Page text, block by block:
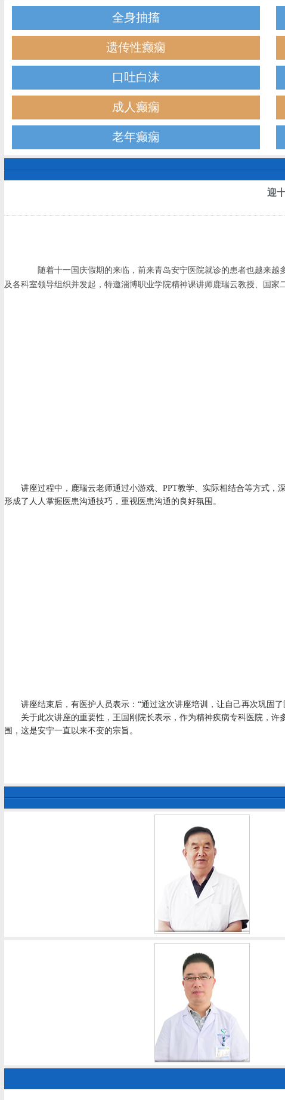
全身抽搐
遗传性癫痫
口吐白沫
成人癫痫
老年癫痫
迎
随着十一国庆假期的来临，前来青岛安宁医院就诊的患者也越来越
及各科室领导组织并发起，特邀淄博职业学院精神课讲师鹿瑞云教授、国
讲座过程中，鹿瑞云老师通过小游戏、PPT教学、实际相结合等方式，
形成了人人掌握医患沟通技巧，重视医患沟通的良好氛围。
讲座结束后，有医护人员表示：“通过这次讲座培训，让自己再次巩固了
关于此次讲座的重要性，王国刚院长表示，作为精神疾病专科医院，许
围，这是安宁一直以来不变的宗旨。